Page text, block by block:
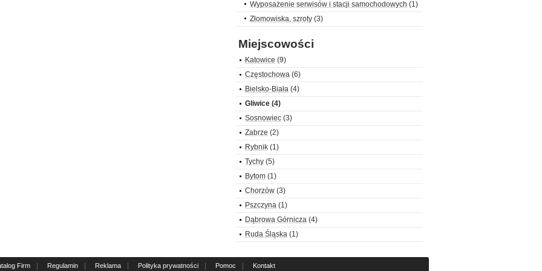
Wyposażenie serwisów i stacji samochodowych (1)
Złomowiska, szroty (3)
Miejscowości
Katowice (9)
Częstochowa (6)
Bielsko-Biała (4)
Gliwice (4)
Sosnowiec (3)
Zabrze (2)
Rybnik (1)
Tychy (5)
Bytom (1)
Chorzów (3)
Pszczyna (1)
Dąbrowa Górnicza (4)
Ruda Śląska (1)
Firm | Regulamin | Reklama | Polityka prywatności | Pomoc | Kontakt